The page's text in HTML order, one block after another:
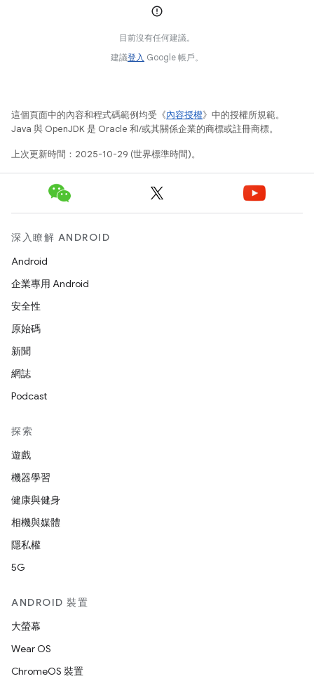
目前沒有任何建議。
建議登入 Google 帳戶。
這個頁面中的內容和程式碼範例均受《內容授權》中的授權所規範。
Java 與 OpenJDK 是 Oracle 和/或其關係企業的商標或註冊商標。
上次更新時間：2025-10-29 (世界標準時間)。
深入瞭解 ANDROID
Android
企業專用 Android
安全性
原始碼
新聞
網誌
Podcast
探索
遊戲
機器學習
健康與健身
相機與媒體
隱私權
5G
ANDROID 裝置
大螢幕
Wear OS
ChromeOS 裝置